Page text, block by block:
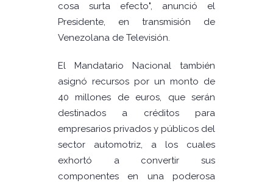
cosa surta efecto", anunció el
Presidente, en transmisión de
Venezolana de Televisión.
El Mandatario Nacional también
asignó recursos por un monto de
40 millones de euros, que serán
destinados a créditos para
empresarios privados y públicos del
sector automotriz, a los cuales
exhortó a convertir sus
componentes en una poderosa